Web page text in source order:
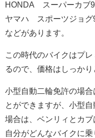
HONDA スーパーカブ
ヤマハ スポーツジョグ
などがあります。
この時代のバイクはプ
るので、価格はしっかり
小型自動二輪免許の場
とができますが、小型
場合は、ベンリィとカブ
自分がどんなバイクに